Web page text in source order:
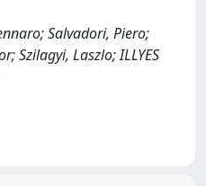
Salvadori, Piero;
Szilagyi, Laszlo; ILLYES